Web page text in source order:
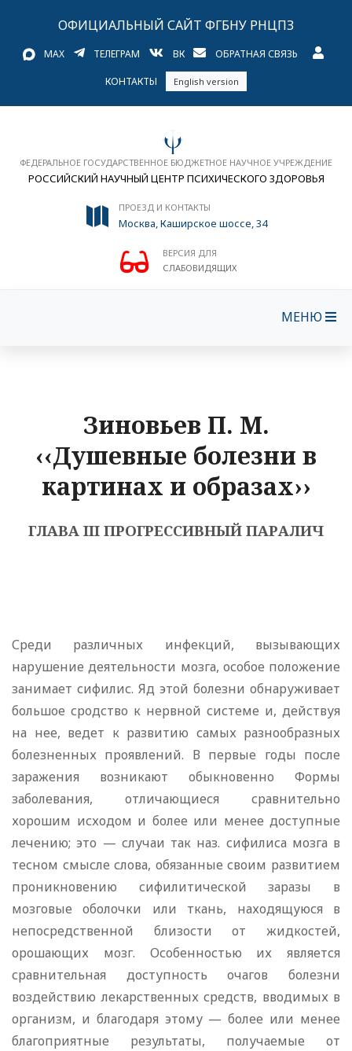
ОФИЦИАЛЬНЫЙ САЙТ ФГБНУ РНЦПЗ
MAX ТЕЛЕГРАМ ВК ОБРАТНАЯ СВЯЗЬ
КОНТАКТЫ English version
ФЕДЕРАЛЬНОЕ ГОСУДАРСТВЕННОЕ БЮДЖЕТНОЕ НАУЧНОЕ УЧРЕЖДЕНИЕ
РОССИЙСКИЙ НАУЧНЫЙ ЦЕНТР ПСИХИЧЕСКОГО ЗДОРОВЬЯ
ПРОЕЗД И КОНТАКТЫ
Москва, Каширское шоссе, 34
ВЕРСИЯ ДЛЯ
СЛАБОВИДЯЩИХ
МЕНЮ
Зиновьев П. М.
‹‹Душевные болезни в
картинах и образах››
ГЛАВА III ПРОГРЕССИВНЫЙ ПАРАЛИЧ
Среди различных инфекций, вызывающих
нарушение деятельности мозга, особое положение
занимает сифилис. Яд этой болезни обнаруживает
большое сродство к нервной системе и, действуя
на нее, ведет к развитию самых разнообразных
болезненных проявлений. В первые годы после
заражения возникают обыкновенно Формы
заболевания, отличающиеся сравнительно
хорошим исходом и более или менее доступные
лечению; это — случаи так наз. сифилиса мозга в
тесном смысле слова, обязанные своим развитием
проникновению сифилитической заразы в
мозговые оболочки или ткань, находящуюся в
непосредственной близости от жидкостей,
орошающих мозг. Особенностью их является
сравнительная доступность очагов болезни
воздействию лекарственных средств, вводимых в
организм, и благодаря этому — более или менее
благоприятные результаты, получаемые от